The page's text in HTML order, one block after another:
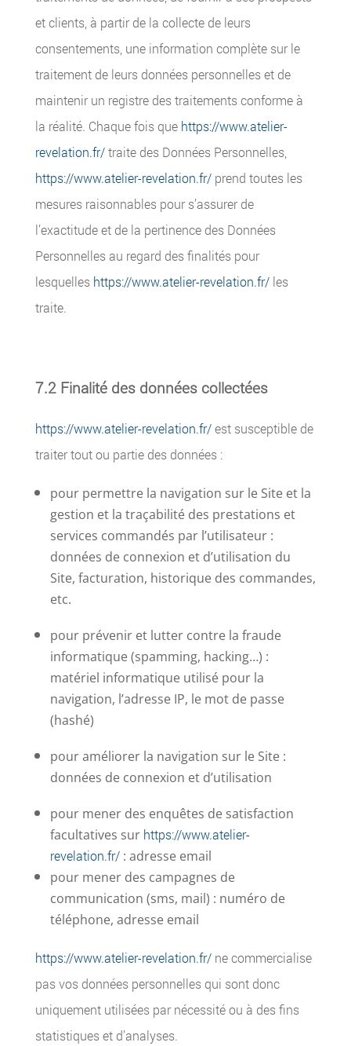
et clients, à partir de la collecte de leurs
consentements, une information complète sur le
traitement de leurs données personnelles et de
maintenir un registre des traitements conforme à
la réalité. Chaque fois que https://www.atelier-
revelation.fr/traite des Données Personnelles,
https://www.atelier-revelation.fr/prend toutes les
mesures raisonnables pour s’assurer de
l’exactitude et de la pertinence des Données
Personnelles au regard des finalités pour
lesquelles https://www.atelier-revelation.fr/les
traite.
7.2 Finalité des données collectées
https://www.atelier-revelation.fr/est susceptible de
traiter tout ou partie des données :
pour permettre la navigation sur le Site et la
gestion et la traçabilité des prestations et
services commandés par l’utilisateur :
données de connexion et d’utilisation du
Site, facturation, historique des commandes,
etc.
pour prévenir et lutter contre la fraude
informatique (spamming, hacking…) :
matériel informatique utilisé pour la
navigation, l’adresse IP, le mot de passe
(hashé)
pour améliorer la navigation sur le Site :
données de connexion et d’utilisation
pour mener des enquêtes de satisfaction
facultatives sur https://www.atelier-
revelation.fr/: adresse email
pour mener des campagnes de
communication (sms, mail) : numéro de
téléphone, adresse email
https://www.atelier-revelation.fr/ne commercialise
pas vos données personnelles qui sont donc
uniquement utilisées par nécessité ou à des fins
statistiques et d’analyses.